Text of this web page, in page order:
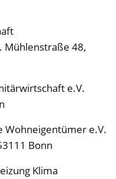
Mühlenstraße 48,
e.V.
Wohneigentümer e.V.
Bonn
Klima